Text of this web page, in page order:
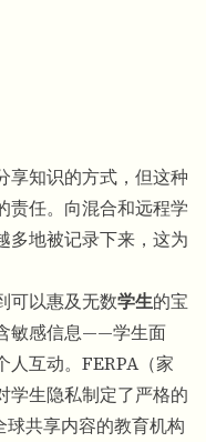
享知识的方式，但这种
责任。向混合和远程学
多地被记录下来，这为
可以惠及无数学生的宝
敏感信息——学生面
人互动。FERPA（家
学生隐私制定了严格的
共享内容的教育机构